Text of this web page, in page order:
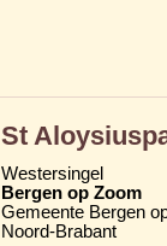
St
Westersingel
Bergen op Zoom
Gemeente Bergen
Noord-Brabant